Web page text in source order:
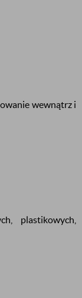
wewnątrz i
plastikowych,